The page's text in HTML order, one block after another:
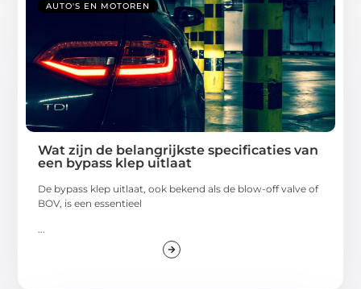
AUTO'S EN MOTOREN
Wat zijn de belangrijkste specificaties van
een bypass klep uitlaat
De bypass klep uitlaat, ook bekend als de blow-off valve of
BOV, is een essentieel
...